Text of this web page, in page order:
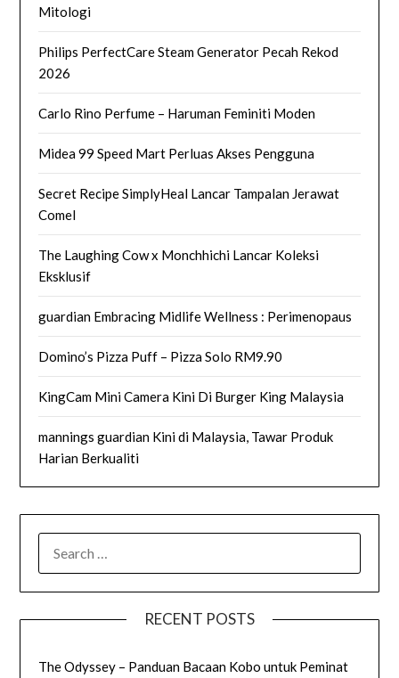
Mitologi
Philips PerfectCare Steam Generator Pecah Rekod
2026
Carlo Rino Perfume – Haruman Feminiti Moden
Midea 99 Speed Mart Perluas Akses Pengguna
Secret Recipe SimplyHeal Lancar Tampalan Jerawat
Comel
The Laughing Cow x Monchhichi Lancar Koleksi
Eksklusif
guardian Embracing Midlife Wellness : Perimenopaus
Domino’s Pizza Puff – Pizza Solo RM9.90
KingCam Mini Camera Kini Di Burger King Malaysia
mannings guardian Kini di Malaysia, Tawar Produk
Harian Berkualiti
FOR:
RECENT POSTS
The Odyssey – Panduan Bacaan Kobo untuk Peminat